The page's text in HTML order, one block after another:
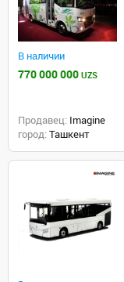
В наличии
770 000 000 UZS
Продавец: Imagine
город: Ташкент